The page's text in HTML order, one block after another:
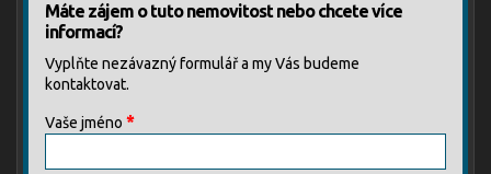
Máte zájem o tuto nemovitost nebo chcete více
informací?
Vyplňte nezávazný formulář a my Vás budeme
kontaktovat.
Vaše jméno *